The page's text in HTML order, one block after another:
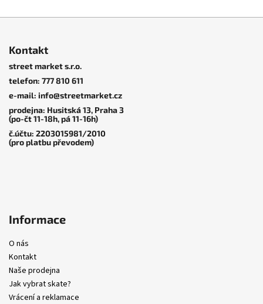
Kontakt
street market s.r.o.
telefon: 777 810 611
e-mail: info@streetmarket.cz
prodejna: Husitská 13, Praha 3
(po-čt 11-18h, pá 11-16h)
č.účtu: 2203015981/2010
(pro platbu převodem)
Informace
O nás
Kontakt
Naše prodejna
Jak vybrat skate?
Vrácení a reklamace